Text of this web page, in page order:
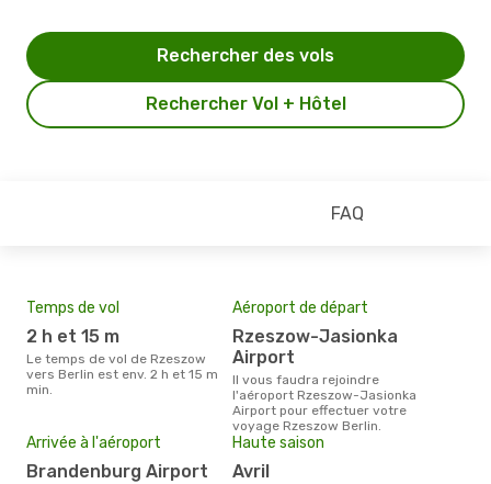
Rechercher Vol + Hôtel
Rechercher des vols
FAQ
Temps de vol
2 h et 15 m
Le temps de vol de Rzeszow
vers Berlin est env. 2 h et 15 m
min.
Aéroport de départ
Rzeszow-Jasionka
Airport
Il vous faudra rejoindre
l'aéroport Rzeszow-Jasionka
Airport pour effectuer votre
voyage Rzeszow Berlin.
Arrivée à l'aéroport
Brandenburg Airport
Haute saison
avril